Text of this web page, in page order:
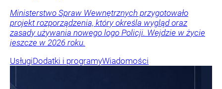
Ministerstwo Spraw Wewnętrznych przygotowało
projekt rozporządzenia, który określa wygląd oraz
zasady używania nowego logo Policji. Wejdzie w życie
jeszcze w 2026 roku.
UsługiDodatki i programyWiadomości